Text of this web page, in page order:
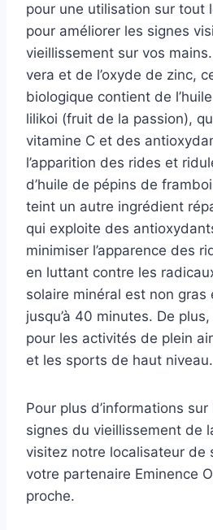
pour une utilisation sur tout
pour améliorer les signes
vieillissement sur vos mains.
vera et de l’oxyde de zinc,
biologique contient de
lilikoi (fruit de la passion),
vitamine C et des
l’apparition des rides et
d’huile de pépins de
teint un autre ingrédient
qui exploite des
minimiser l’apparence des
en luttant contre les
solaire minéral est non gras
jusqu’à 40 minutes. De
pour les activités de plein
et les sports de haut niveau.
Pour plus d’informations
signes du vieillissement de
visitez notre localisateur de
votre partenaire Eminence
proche.